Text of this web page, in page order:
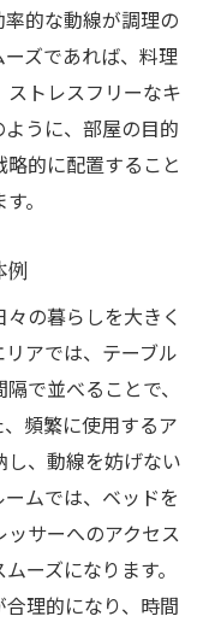
的な動線が調理の
ズであれば、料理
トレスフリーなキ
うに、部屋の目的
的に配置すること
。
例
の暮らしを大きく
アでは、テーブル
で並べることで、
頻繁に使用するア
、動線を妨げない
ムでは、ベッドを
サーへのアクセス
ーズになります。
理的になり、時間